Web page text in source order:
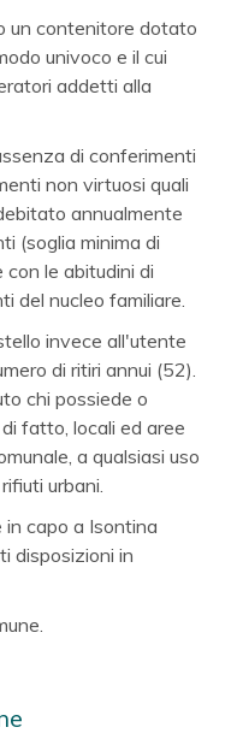
un contenitore dotato
univoco e il cui
addetti alla
di conferimenti
non virtuosi quali
annualmente
(soglia minima di
le abitudini di
del nucleo familiare.
invece all'utente
di ritiri annui (52).
chi possiede o
fatto, locali ed aree
a qualsiasi uso
urbani.
capo a Isontina
disposizioni in